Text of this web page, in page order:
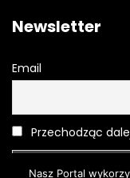
Newsletter
Email
Przechodząc
Nasz Portal